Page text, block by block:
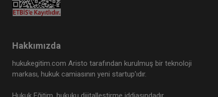
360 TL
Tüketici Hukuku Enstitüsü
Hakkımızda
hukukegitim.com Aristo tarafından kurulmuş bir teknoloji
markası, hukuk camiasının yeni startup’ıdır.